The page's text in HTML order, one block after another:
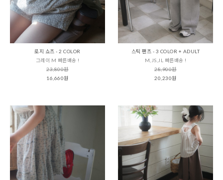
로지 쇼츠 - 2 COLOR
그레이 M 빠른배송 !
23,800원
16,660원
스틱 팬츠 - 3 COLOR + ADULT
M,JS,JL 빠른배송 !
28,900원
20,230원